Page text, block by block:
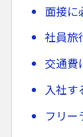
面接に
社員旅
交通費
入社す
フリー